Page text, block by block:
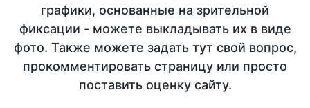
графики, основанные на зрительной
фиксации - можете выкладывать их в виде
фото. Также можете задать тут свой вопрос,
прокомментировать страницу или просто
поставить оценку сайту.